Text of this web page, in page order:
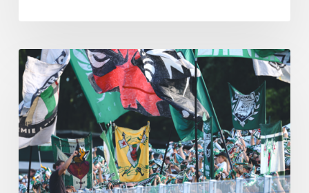
Faninfo
zum
Auswärtsspiel
beim
RSV
Eintracht